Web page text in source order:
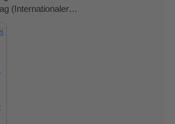
(Internationaler…